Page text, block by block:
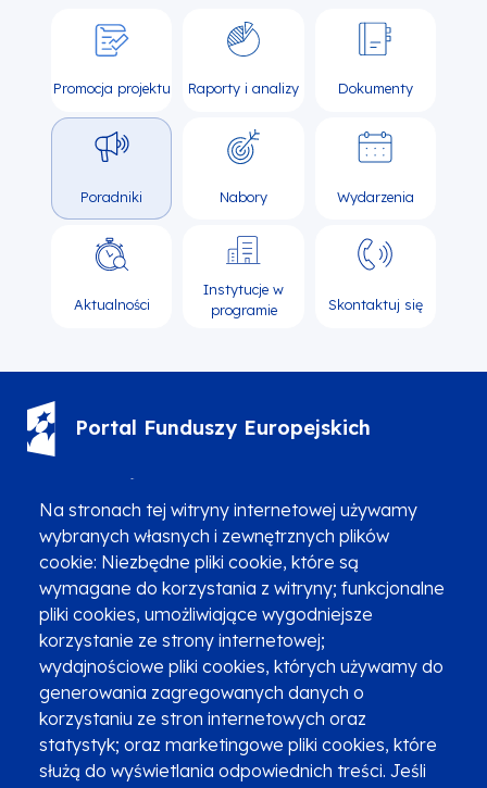
Na stronach tej witryny internetowej używamy
wybranych własnych i zewnętrznych plików
cookie: Niezbędne pliki cookie, które są
wymagane do korzystania z witryny; funkcjonalne
pliki cookies, umożliwiające wygodniejsze
korzystanie ze strony internetowej;
wydajnościowe pliki cookies, których używamy do
generowania zagregowanych danych o
korzystaniu ze stron internetowych oraz
statystyk; oraz marketingowe pliki cookies, które
służą do wyświetlania odpowiednich treści. Jeśli
Promocja projektu Raporty i analizy Dokumenty
Poradniki Nabory Wydarzenia
Aktualności
Instytucje w
programie
Skontaktuj się
Portal Funduszy Europejskich
Zgłoszenia podejrzenia niezgodności z KPP i KPON
Newsletter
Fundusze SMS-em
Najczęściej zadawane pytania
Promocja projektu